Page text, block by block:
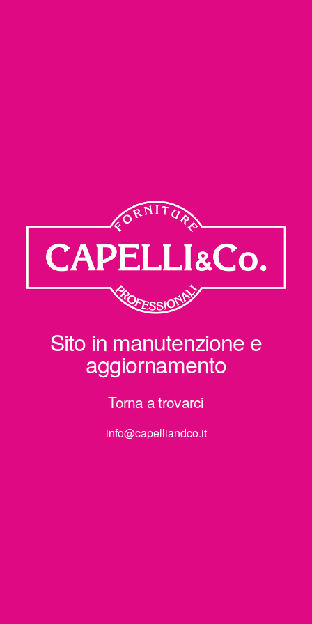
Sito in manutenzione e
aggiornamento
Torna a trovarci
info@capelliandco.it